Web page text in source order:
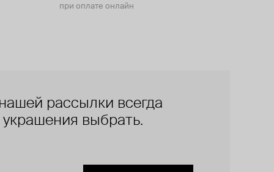
при оплате онлайн
рассылки всегда
украшения выбрать.